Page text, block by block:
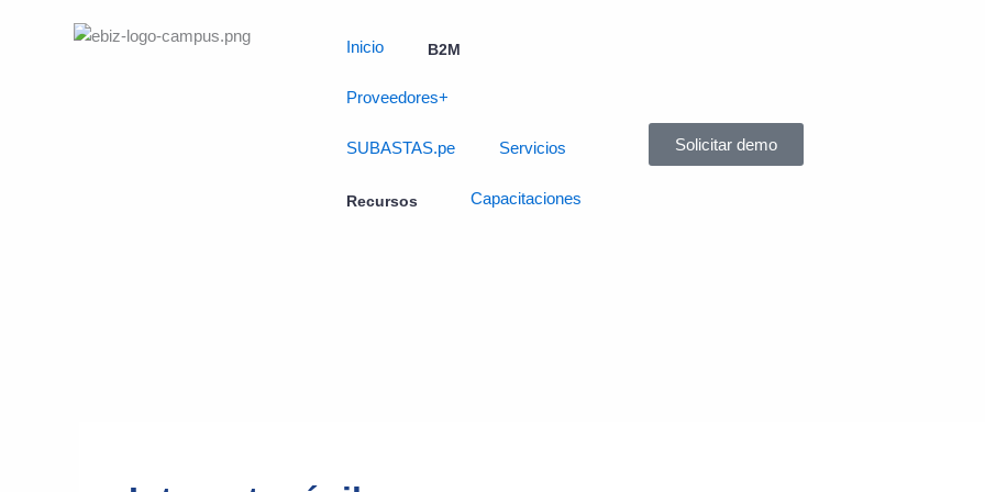
Inicio B2M
Proveedores+
SUBASTAS.pe Servicios
Recursos Capacitaciones
Solicitar demo